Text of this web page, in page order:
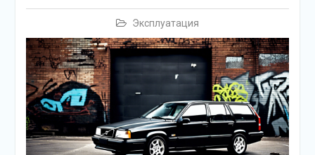
Эксплуатация